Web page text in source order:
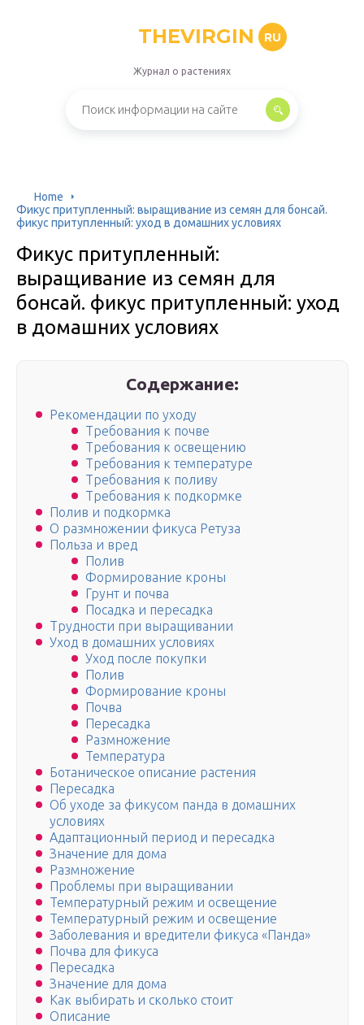
THEVIRGIN RU
Журнал о растениях
Home
Фикус притупленный: выращивание из семян для бонсай.
фикус притупленный: уход в домашних условиях
Фикус притупленный:
выращивание из семян для
бонсай. фикус притупленный: уход
в домашних условиях
Содержание:
Рекомендации по уходу
Требования к почве
Требования к освещению
Требования к температуре
Требования к поливу
Требования к подкормке
Полив и подкормка
О размножении фикуса Ретуза
Польза и вред
Полив
Формирование кроны
Грунт и почва
Посадка и пересадка
Трудности при выращивании
Уход в домашних условиях
Уход после покупки
Полив
Формирование кроны
Почва
Пересадка
Размножение
Температура
Ботаническое описание растения
Пересадка
Об уходе за фикусом панда в домашних
условиях
Адаптационный период и пересадка
Значение для дома
Размножение
Проблемы при выращивании
Температурный режим и освещение
Температурный режим и освещение
Заболевания и вредители фикуса «Панда»
Почва для фикуса
Пересадка
Значение для дома
Как выбирать и сколько стоит
Описание